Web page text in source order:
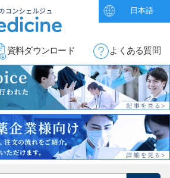
日本語
資料ダウンロード よくある質問